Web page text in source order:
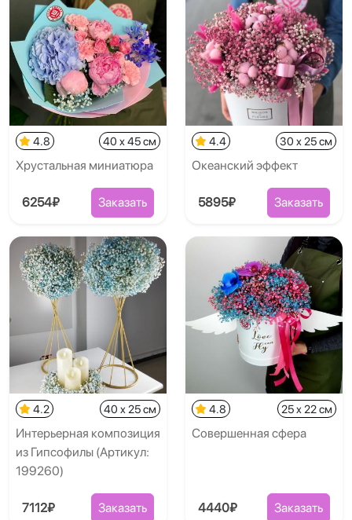
4.8 40 x 45 см
Хрустальная миниатюра
6254₽ Заказать
4.4 30 x 25 см
Океанский эффект
5895₽ Заказать
4.2 40 x 25 см
Интерьерная композиция
из Гипсофилы (Артикул:
199260)
7112₽ Заказать
4.8 25 x 22 см
Совершенная сфера
4440₽ Заказать